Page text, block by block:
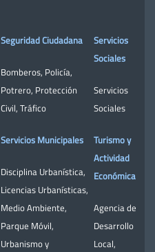
Seguridad Ciudadana
Bomberos, Policía,
Potrero, Protección
Civil, Tráfico
Servicios Municipales
Disciplina Urbanística,
Licencias Urbanísticas,
Medio Ambiente,
Parque Móvil,
Urbanismo y
Servicios
Sociales
Servicios
Sociales
Turismo y
Actividad
Económica
Agencia de
Desarrollo
Local,